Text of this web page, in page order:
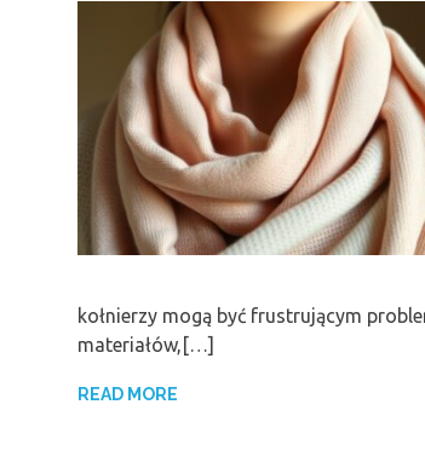
kołnierzy mogą być frustrującym
materiałów,[…]
READ MORE